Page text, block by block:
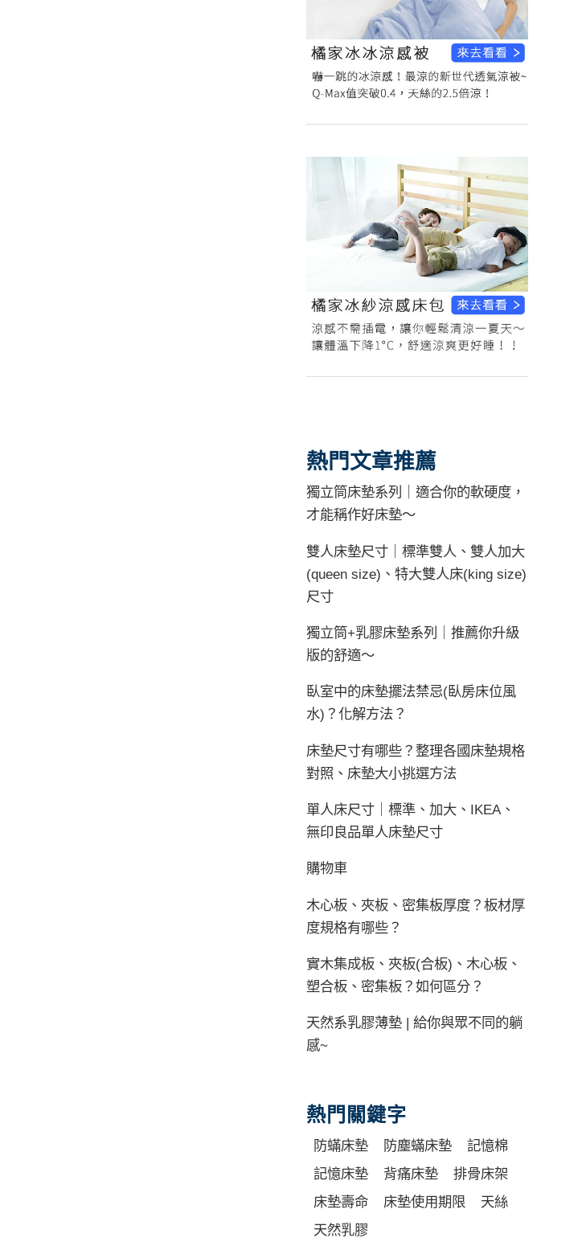
熱門文章推薦
獨立筒床墊系列｜適合你的軟硬度，
才能稱作好床墊～
雙人床墊尺寸｜標準雙人、雙人加大
(queen size)、特大雙人床(king size)
尺寸
獨立筒+乳膠床墊系列｜推薦你升級
版的舒適～
臥室中的床墊擺法禁忌(臥房床位風
水)？化解方法？
床墊尺寸有哪些？整理各國床墊規格
對照、床墊大小挑選方法
單人床尺寸｜標準、加大、IKEA、
無印良品單人床墊尺寸
購物車
木心板、夾板、密集板厚度？板材厚
度規格有哪些？
實木集成板、夾板(合板)、木心板、
塑合板、密集板？如何區分？
天然系乳膠薄墊 | 給你與眾不同的躺
感~
熱門關鍵字
防蟎床墊 防塵蟎床墊
記憶棉
記憶床墊
背痛床墊
排骨床架
床墊壽命
床墊使用期限
天絲
天然乳膠